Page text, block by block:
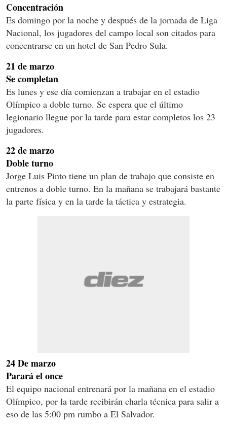
Concentración
Es domingo por la noche y después de la jornada de Liga
Nacional, los jugadores del campo local son citados para
concentrarse en un hotel de San Pedro Sula.
21 de marzo
Se completan
Es lunes y ese día comienzan a trabajar en el estadio
Olímpico a doble turno. Se espera que el último
legionario llegue por la tarde para estar completos los 23
jugadores.
22 de marzo
Doble turno
Jorge Luis Pinto tiene un plan de trabajo que consiste en
entrenos a doble turno. En la mañana se trabajará bastante
la parte física y en la tarde la táctica y estrategia.
24 De marzo
Parará el once
El equipo nacional entrenará por la mañana en el estadio
Olímpico, por la tarde recibirán charla técnica para salir a
eso de las 5:00 pm rumbo a El Salvador.